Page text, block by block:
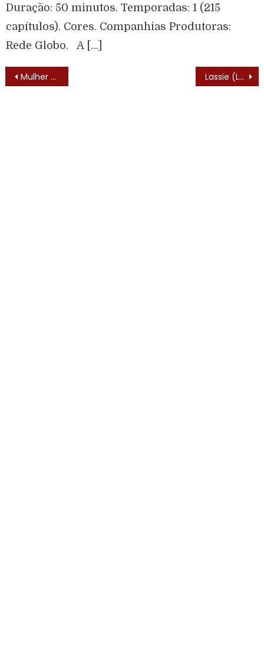
Duração: 50 minutos. Temporadas: 1 (215
capítulos). Cores. Companhias Produtoras:
Rede Globo. A […]
Mulher Maravilha vira embaixadora da ONU . Lassie (Lassie – 1954) – Elenco